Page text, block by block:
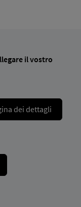
il vostro
dei dettagli